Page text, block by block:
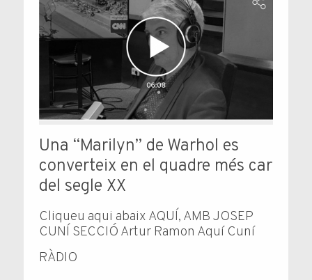
RÀDIO
Una “Marilyn” de Warhol es
converteix en el quadre més car
del segle XX
Cliqueu aqui abaix AQUÍ, AMB JOSEP
CUNÍ SECCIÓ Artur Ramon Aquí Cuní